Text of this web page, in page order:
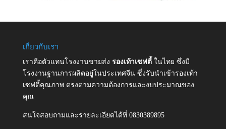
เกี่ยวกับเรา
เราคือตัวแทนโรงงานขายส่ง รองเท้าเซฟตี้ ในไทย ซึ่งมี
โรงงานฐานการผลิตอยู่ในประเทศจีน ซึ่งรับนำเข้ารองเท้า
เซฟตี้คุณภาพ ตรงตามความต้องการและงบประมาณของ
คุณ
สนใจสอบถามและรายละเอียดได้ที่ 0830389895